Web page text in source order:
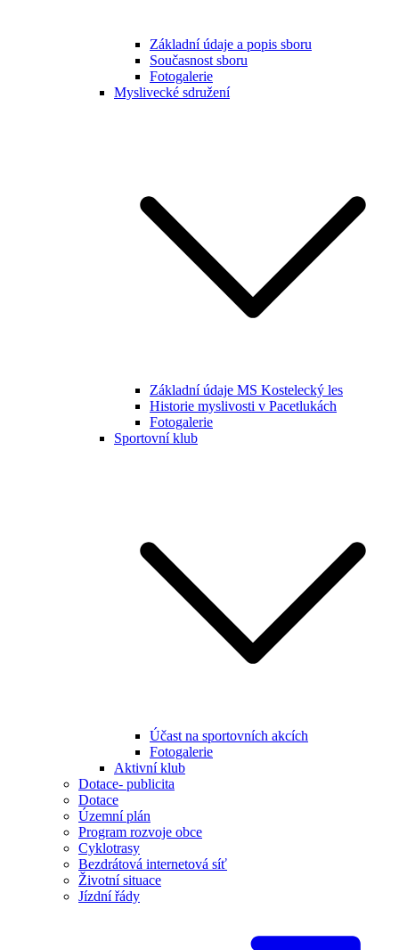
Základní údaje a popis sboru
Současnost sboru
Fotogalerie
Myslivecké sdružení
Základní údaje MS Kostelecký les
Historie myslivosti v Pacetlukách
Fotogalerie
Sportovní klub
Účast na sportovních akcích
Fotogalerie
Aktivní klub
Dotace- publicita
Dotace
Územní plán
Program rozvoje obce
Cyklotrasy
Bezdrátová internetová síť
Životní situace
Jízdní řády